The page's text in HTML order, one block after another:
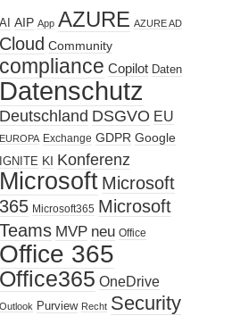
AI AIP App AZURE AZURE AD
Cloud Community
compliance Copilot Daten
Datenschutz
Deutschland DSGVO EU
EUROPA Exchange GDPR Google
IGNITE KI Konferenz
Microsoft Microsoft
365 Microsoft365 Microsoft
Teams MVP neu Office
Office 365
Office365 OneDrive
Outlook Purview Recht Security